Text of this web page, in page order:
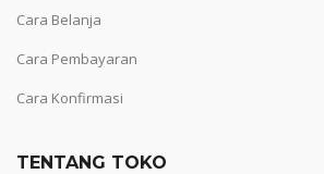
Cara Belanja
Cara Pembayaran
Cara Konfirmasi
TENTANG TOKO